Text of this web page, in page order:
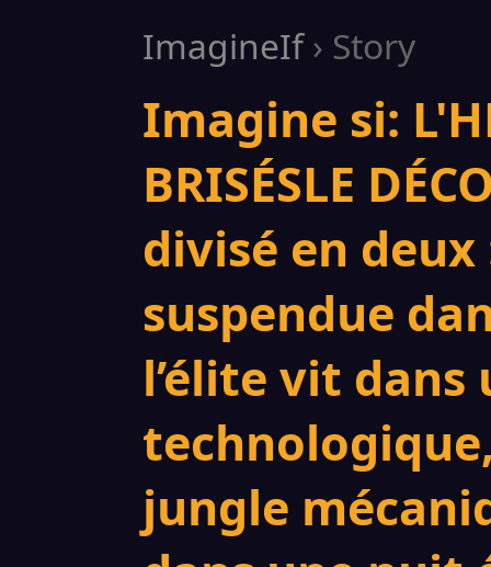
ImagineIf› Story
Imagine si:
BRISÉS ​LE
divisé en
suspendue
l’élite vit dans
jungle